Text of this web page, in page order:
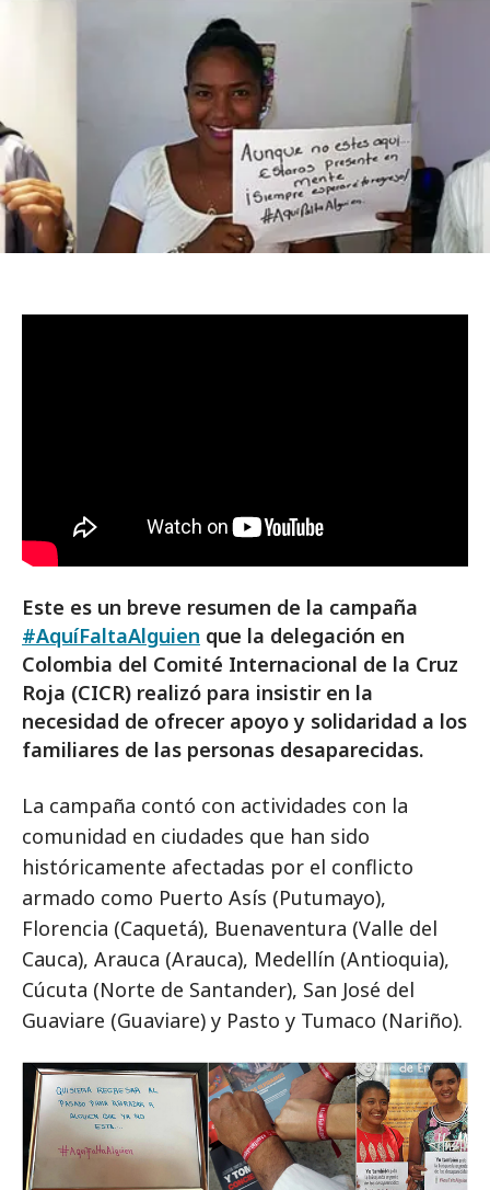
Este es un breve resumen de la campaña
#AquíFaltaAlguien que la delegación en
Colombia del Comité Internacional de la Cruz
Roja (CICR) realizó para insistir en la
necesidad de ofrecer apoyo y solidaridad a los
familiares de las personas desaparecidas.
La campaña contó con actividades con la
comunidad en ciudades que han sido
históricamente afectadas por el conflicto
armado como Puerto Asís (Putumayo),
Florencia (Caquetá), Buenaventura (Valle del
Cauca), Arauca (Arauca), Medellín (Antioquia),
Cúcuta (Norte de Santander), San José del
Guaviare (Guaviare) y Pasto y Tumaco (Nariño).